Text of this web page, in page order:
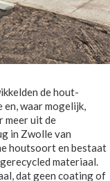
de hout-
en, waar mogelijk,
meer uit de
in Zwolle van
houtsoort en bestaat
materiaal.
dat geen coating of